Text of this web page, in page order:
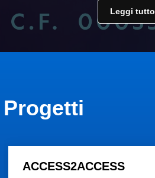
Leggi tutto
Progetti
ACCESS2ACCESS